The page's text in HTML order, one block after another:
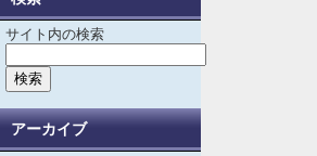
サイト内の検索
アーカイブ